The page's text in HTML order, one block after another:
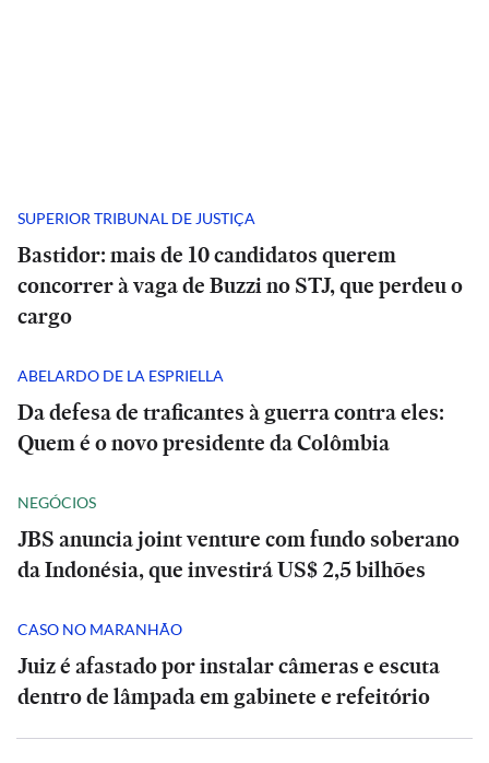
SUPERIOR TRIBUNAL DE JUSTIÇA
Bastidor: mais de 10 candidatos querem
concorrer à vaga de Buzzi no STJ, que perdeu o
cargo
ABELARDO DE LA ESPRIELLA
Da defesa de traficantes à guerra contra eles:
Quem é o novo presidente da Colômbia
NEGÓCIOS
JBS anuncia joint venture com fundo soberano
da Indonésia, que investirá US$ 2,5 bilhões
CASO NO MARANHÃO
Juiz é afastado por instalar câmeras e escuta
dentro de lâmpada em gabinete e refeitório